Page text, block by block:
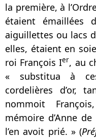
la première, à
étaient émaillées
aiguillettes ou lacs
elles, étaient en
roi François Ier, au
« substitua à
cordelières d’or,
nommoit
mémoire d’Anne
l’en avoit prié. » (